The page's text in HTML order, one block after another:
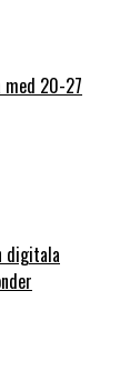
med 20-27
digitala